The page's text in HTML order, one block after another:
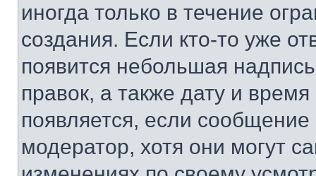
иногда только в течение
создания. Если кто-то уже
появится небольшая
правок, а также дату и
появляется, если
модератор, хотя они могут